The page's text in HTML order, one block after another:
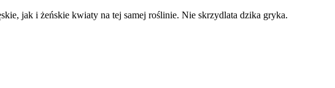
jak i żeńskie kwiaty na tej samej roślinie. Nie skrzydlata dzika gryka.